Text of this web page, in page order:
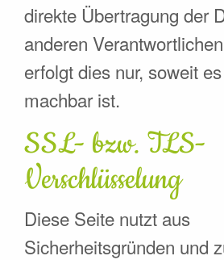
direkte Übertragung der
anderen
erfolgt dies nur, soweit
machbar ist.
SSL- bzw. TLS-
Verschlüsselung
Diese Seite nutzt aus
Sicherheitsgründen und